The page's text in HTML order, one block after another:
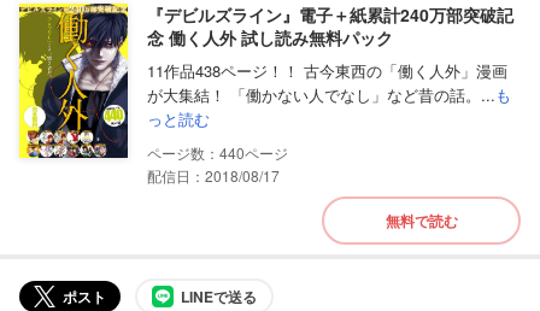
『デビルズライン』電子＋紙累計240万部突破記
念 働く人外 試し読み無料パック
11作品438ページ！！ 古今東西の「働く人外」漫画
が大集結！ 「働かない人でなし」など昔の話。...も
っと読む
440
配信日：2018/08/17
無料で読む
ポスト LINEで送る